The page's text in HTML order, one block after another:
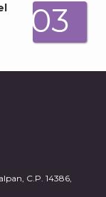
03
C.P. 14386,